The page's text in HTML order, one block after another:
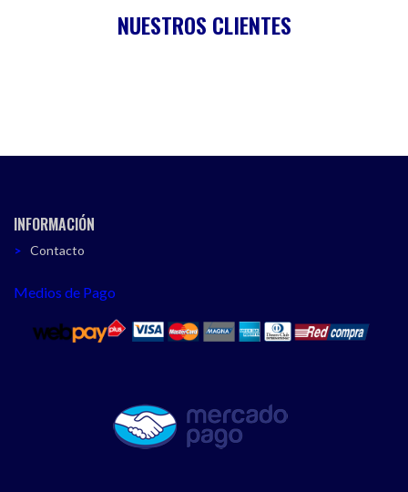
NUESTROS CLIENTES
INFORMACIÓN
Contacto
Medios de Pago